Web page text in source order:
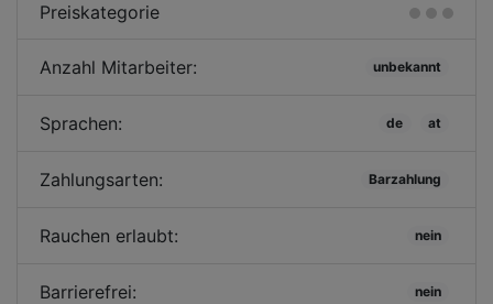
Preiskategorie
Anzahl Mitarbeiter: unbekannt
Sprachen: de at
Zahlungsarten: Barzahlung
Rauchen erlaubt: nein
Barrierefrei: nein